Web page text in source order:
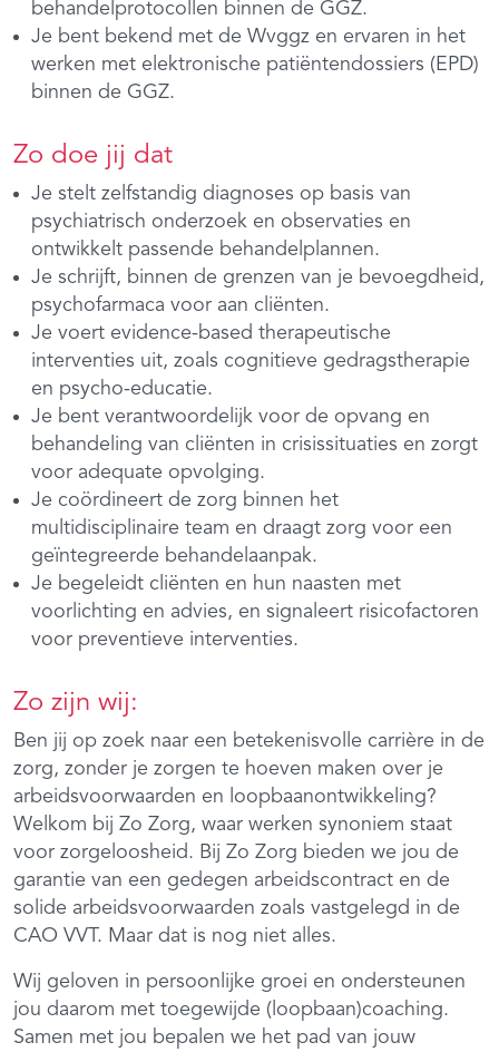
behandelprotocollen binnen de GGZ.
Je bent bekend met de Wvggz en ervaren in het
werken met elektronische patiëntendossiers (EPD)
binnen de GGZ.
Zo doe jij dat
Je stelt zelfstandig diagnoses op basis van
psychiatrisch onderzoek en observaties en
ontwikkelt passende behandelplannen.
Je schrijft, binnen de grenzen van je bevoegdheid,
psychofarmaca voor aan cliënten.
Je voert evidence-based therapeutische
interventies uit, zoals cognitieve gedragstherapie
en psycho-educatie.
Je bent verantwoordelijk voor de opvang en
behandeling van cliënten in crisissituaties en zorgt
voor adequate opvolging.
Je coördineert de zorg binnen het
multidisciplinaire team en draagt zorg voor een
geïntegreerde behandelaanpak.
Je begeleidt cliënten en hun naasten met
voorlichting en advies, en signaleert risicofactoren
voor preventieve interventies.
Zo zijn wij:
Ben jij op zoek naar een betekenisvolle carrière in de
zorg, zonder je zorgen te hoeven maken over je
arbeidsvoorwaarden en loopbaanontwikkeling?
Welkom bij Zo Zorg, waar werken synoniem staat
voor zorgeloosheid. Bij Zo Zorg bieden we jou de
garantie van een gedegen arbeidscontract en de
solide arbeidsvoorwaarden zoals vastgelegd in de
CAO VVT. Maar dat is nog niet alles.
Wij geloven in persoonlijke groei en ondersteunen
jou daarom met toegewijde (loopbaan)coaching.
Samen met jou bepalen we het pad van jouw